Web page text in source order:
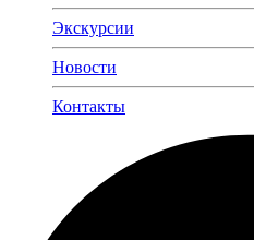
Экскурсии
Новости
Контакты